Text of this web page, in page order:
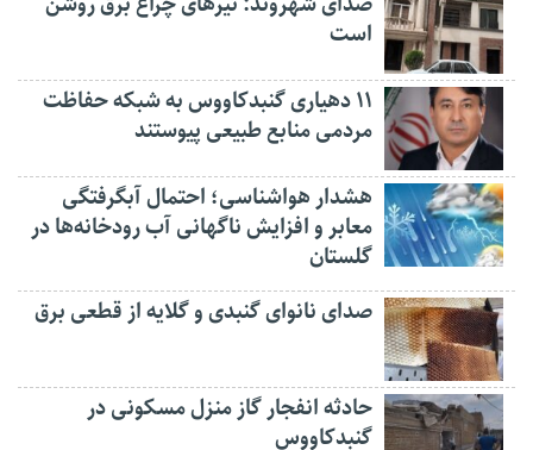
است
۱۱ دهیاری گنبدکاووس به شبکه حفاظت
مردمی منابع طبیعی پیوستند
هشدار هواشناسی؛ احتمال آبگرفتگی
معابر و افزایش ناگهانی آب رودخانه‌ها در
گلستان
صدای نانوای گنبدی و گلایه از قطعی برق
حادثه انفجار گاز منزل مسکونی در
گنبدکاووس